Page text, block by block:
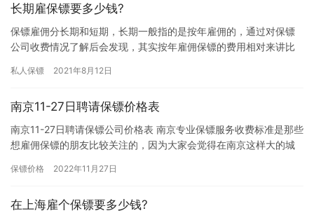
长期雇保镖要多少钱?
保镖雇佣分长期和短期，长期一般指的是按年雇佣的，通过对保镖
公司收费情况了解后会发现，其实按年雇佣保镖的费用相对来讲比
吧。…
私人保镖 2021年8月12日
南京11-27日聘请保镖价格表
南京11-27日聘请保镖公司价格表 南京专业保镖服务收费标准是那些
想雇佣保镖的朋友比较关注的，因为大家会觉得在南京这样大的城
保镖价格 2022年11月27日
在上海雇个保镖要多少钱?